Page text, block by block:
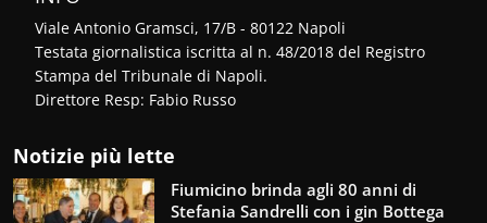
Viale Antonio Gramsci, 17/B - 80122 Napoli
Testata giornalistica iscritta al n. 48/2018 del Registro
Stampa del Tribunale di Napoli.
Direttore Resp: Fabio Russo
Notizie più lette
Fiumicino brinda agli 80 anni di
Stefania Sandrelli con i gin Bottega